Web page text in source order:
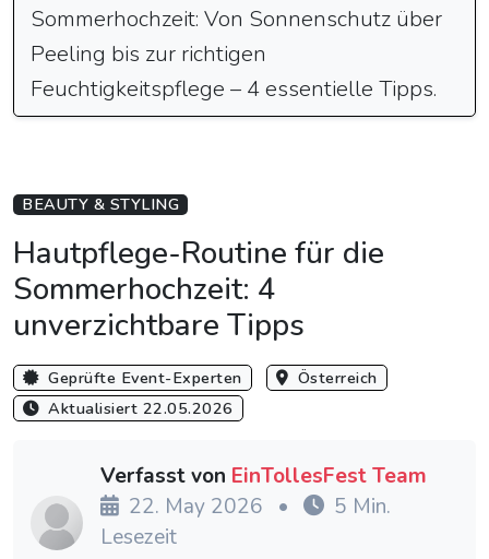
Sommerhochzeit: Von Sonnenschutz über
Peeling bis zur richtigen
Feuchtigkeitspflege – 4 essentielle Tipps.
BEAUTY & STYLING
Hautpflege-Routine für die
Sommerhochzeit: 4
unverzichtbare Tipps
Geprüfte Event-Experten
Österreich
Aktualisiert 22.05.2026
Verfasst von EinTollesFest Team
22. May 2026
•
5 Min.
Lesezeit